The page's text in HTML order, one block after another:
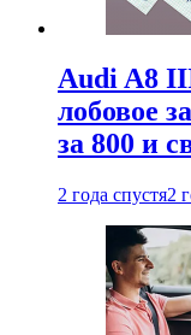
Audi A8
лобовое
за 800 и
2 года спустя2